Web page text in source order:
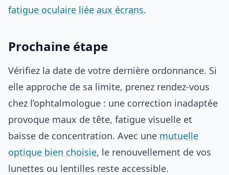
fatigue oculaire liée aux écrans.
Prochaine étape
Vérifiez la date de votre dernière ordonnance. Si
elle approche de sa limite, prenez rendez-vous
chez l’ophtalmologue : une correction inadaptée
provoque maux de tête, fatigue visuelle et
baisse de concentration. Avec une mutuelle
optique bien choisie, le renouvellement de vos
lunettes ou lentilles reste accessible.